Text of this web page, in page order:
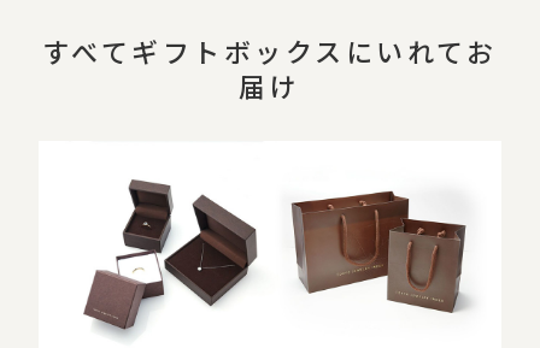
すべてギフトボックスにいれてお
届け